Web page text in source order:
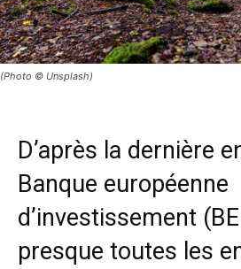
(Photo © Unsplash)
D’après la dernière
Banque européenne
d’investissement
presque toutes les